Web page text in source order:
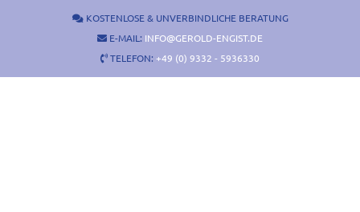
KOSTENLOSE & UNVERBINDLICHE BERATUNG
E-MAIL: INFO@GEROLD-ENGIST.DE
TELEFON: +49 (0) 9332 - 5936330